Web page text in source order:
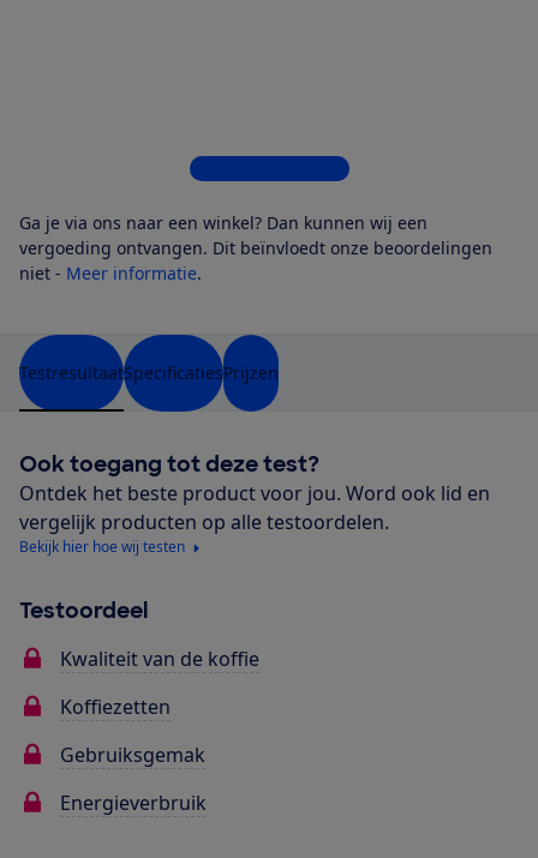
Bekijk alle 8 winkels
Ga je via ons naar een winkel? Dan kunnen wij een
vergoeding ontvangen. Dit beïnvloedt onze beoordelingen
niet - Meer informatie.
TestresultaatSpecificatiesPrijzen
Ook toegang tot deze test?
Ontdek het beste product voor jou. Word ook lid en
vergelijk producten op alle testoordelen.
Bekijk hier hoe wij testen
Testoordeel
Kwaliteit van de koffie
Koffiezetten
Gebruiksgemak
Energieverbruik